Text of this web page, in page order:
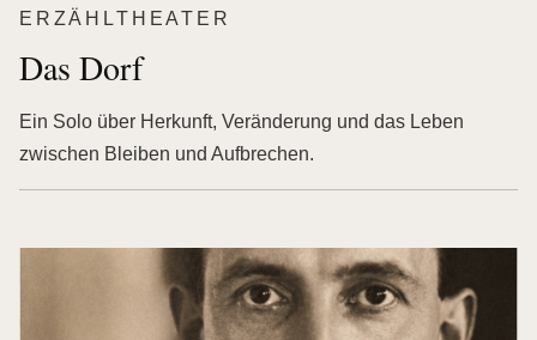
ERZÄHLTHEATER
Das Dorf
Ein Solo über Herkunft, Veränderung und das Leben
zwischen Bleiben und Aufbrechen.